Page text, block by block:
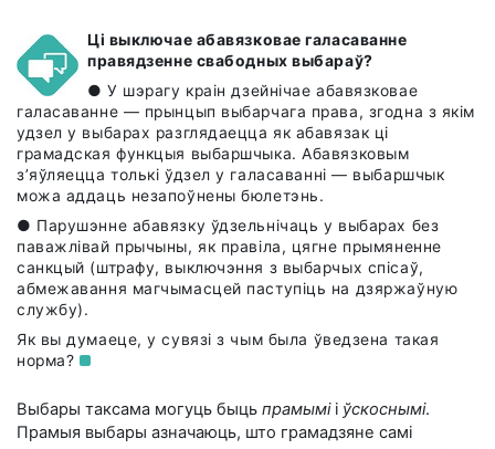
Ці выключае абавязковае галасаванне
правядзенне свабодных выбараў?
● У шэрагу краін дзейнічае абавязковае
галасаванне — прынцып выбарчага права, згодна з якім
удзел у выбарах разглядаецца як абавязак ці
грамадская функцыя выбаршчыка. Абавязковым
з’яўляецца толькі ўдзел у галасаванні — выбаршчык
можа аддаць незапоўнены бюлетэнь.
● Парушэнне абавязку ўдзельнічаць у выбарах без
паважлівай прычыны, як правіла, цягне прымяненне
санкцый (штрафу, выключэння з выбарчых спісаў,
абмежавання магчымасцей паступіць на дзяржаўную
службу).
Як вы думаеце, у сувязі з чым была ўведзена такая
норма?
Выбары таксама могуць быць прамыміі ўскоснымі.
Прамыя выбары азначаюць, што грамадзяне самі